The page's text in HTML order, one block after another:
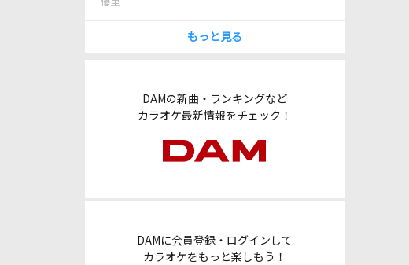
優里
もっと見る
DAMの新曲・ランキングなど
カラオケ最新情報をチェック！
DAMに会員登録・ログインして
カラオケをもっと楽しもう！